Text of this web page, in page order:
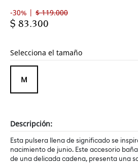
-30% | $ 119.000
$ 83.300
Selecciona el tamaño
M
Descripción:
Esta pulsera llena de significado se
nacimiento de junio. Este accesorio
de una delicada cadena, presenta una